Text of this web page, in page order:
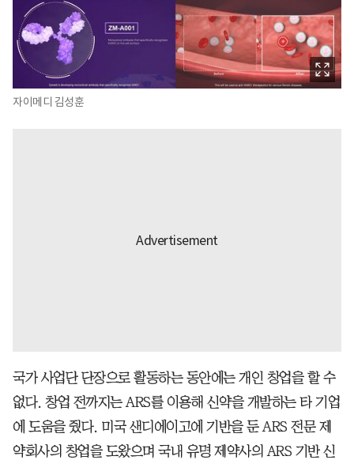
자이메디 김성훈
국가 사업단 단장으로 활동하는 동안에는 개인 창업을 할 수
없다. 창업 전까지는 ARS를 이용해 신약을 개발하는 타 기업
에 도움을 줬다. 미국 샌디에이고에 기반을 둔 ARS 전문 제
약회사의 창업을 도왔으며 국내 유명 제약사의 ARS 기반 신